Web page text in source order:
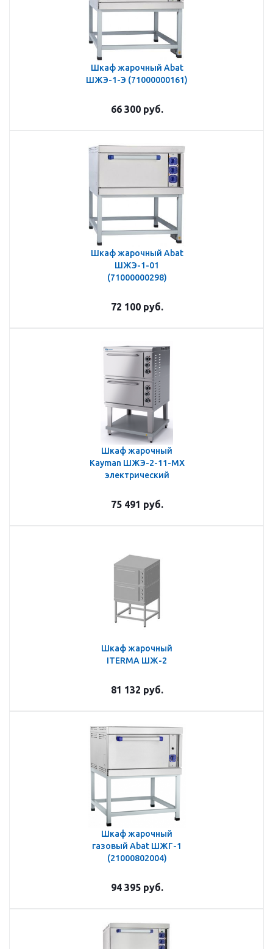
Шкаф жарочный Abat
ШЖЭ-1-Э (71000000161)
66 300руб.
Шкаф жарочный Abat
ШЖЭ-1-01
(71000000298)
72 100руб.
Шкаф жарочный
Kayman ШЖЭ-2-11-МХ
электрический
75 491 руб.
Шкаф жарочный
ITERMA ШЖ-2
81 132 руб.
Шкаф жарочный
газовый Abat ШЖГ-1
(21000802004)
94 395руб.